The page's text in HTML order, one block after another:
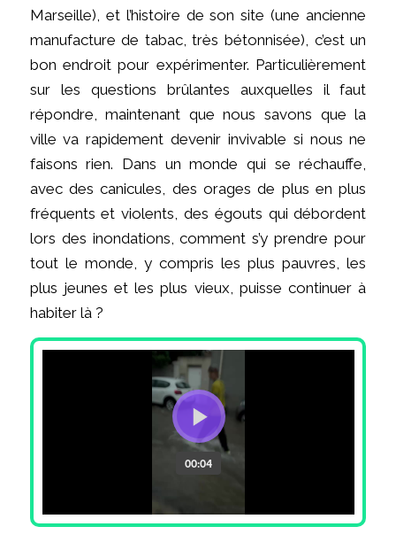
Marseille), et l’histoire de son site (une ancienne
manufacture de tabac, très bétonnisée), c’est un
bon endroit pour expérimenter. Particulièrement
sur les questions brûlantes auxquelles il faut
répondre, maintenant que nous savons que la
ville va rapidement devenir invivable si nous ne
faisons rien. Dans un monde qui se réchauffe,
avec des canicules, des orages de plus en plus
fréquents et violents, des égouts qui débordent
lors des inondations, comment s’y prendre pour
tout le monde, y compris les plus pauvres, les
plus jeunes et les plus vieux, puisse continuer à
habiter là ?